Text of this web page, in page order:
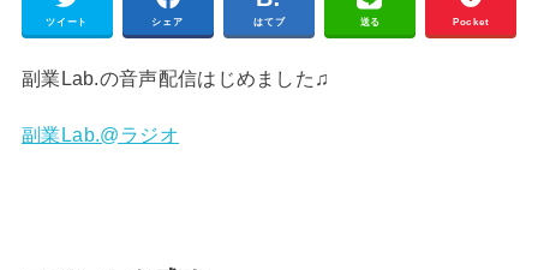
ツイート シェア はてブ 送る Pocket
副業Lab.の音声配信はじめました♫
副業Lab.@ラジオ